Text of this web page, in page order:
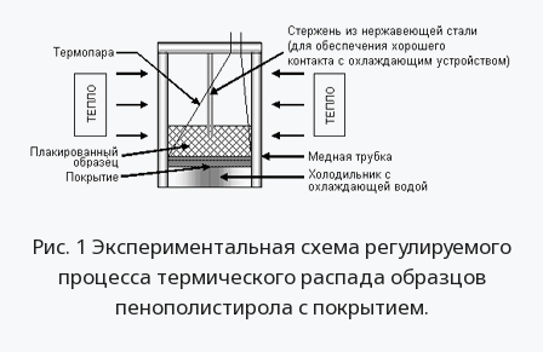
Рис. 1 Экспериментальная схема регулируемого
процесса термического распада образцов
пенополистирола с покрытием.